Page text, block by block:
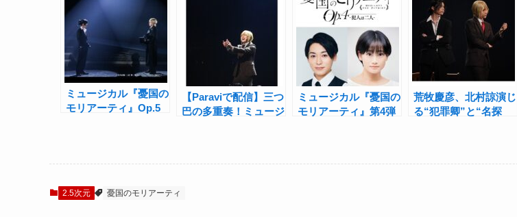
ミュージカル『憂国の
モリアーティ』Op.5
の想い
【Paraviで配信】三つ
巴の多重奏！ミュージ
ミュージカル『憂国の
モリアーティ』第4弾
荒牧慶彦、北村諒演じ
る“犯罪卿”と“名探
2.5次元 憂国のモリアーティ